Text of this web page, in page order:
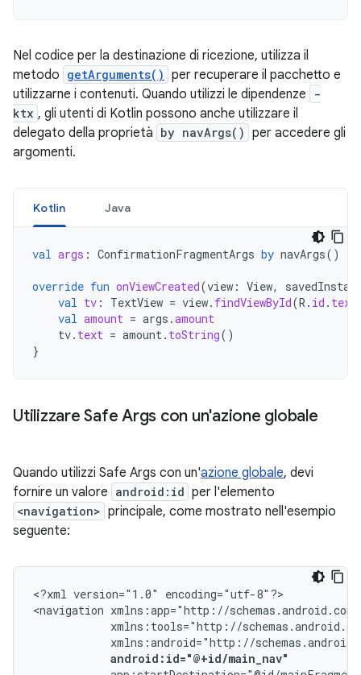
Nel codice per la destinazione di ricezione, utilizza il
metodo getArguments() per recuperare il pacchetto e
utilizzarne i contenuti. Quando utilizzi le dipendenze
-
ktx , gli utenti di Kotlin possono anche utilizzare il
delegato della proprietà by navArgs() per accedere gli
argomenti.
Kotlin Java
val args : ConfirmationFragmentArgs by navArgs()
override fun onViewCreated(view : View,
val tv : TextView = view. findViewById(R . id .
val amount = args .amount
tv. text = amount. toString()
}
Utilizzare Safe Args con un'azione globale
Quando utilizzi Safe Args con un'azione globale, devi
fornire un valore android:id per l'elemento
<navigation> principale, come mostrato nell'esempio
seguente:
<?xml version="1.0"
encoding="utf-8"?>
<navigation
android:id="@+id/main_nav"